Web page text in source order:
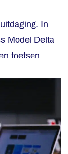
In
Model Delta
toetsen.